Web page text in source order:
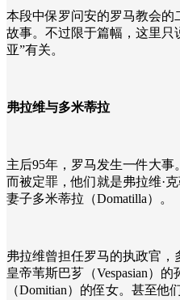
本段中保罗问安的罗马教会
故事。不过限于篇幅，这里只
亚”有关。
弗拉维与多米蒂拉
主后95年，罗马发生一件大
而被定罪，他们就是弗拉维·
妻子多米蒂拉（Domatilla）。
弗拉维曾担任罗马的执政官
皇帝苇斯巴芗（Vespasian）
（Domitian）的侄女。甚至